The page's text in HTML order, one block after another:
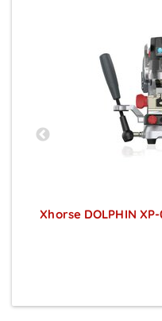
Xhorse DOLPHIN